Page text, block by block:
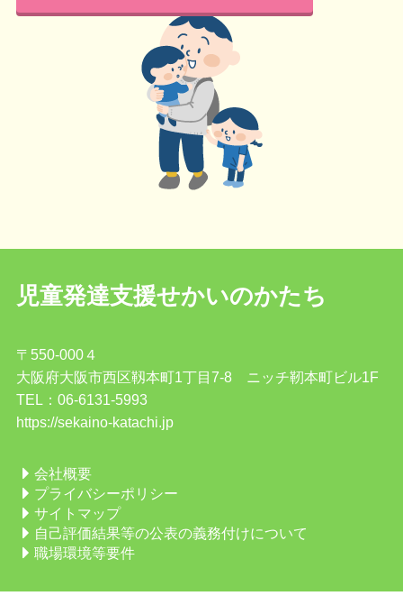
児童発達支援せかいのかたち
〒550-000４
大阪府大阪市西区靱本町1丁目7-8 ニッチ靭本町ビル1F
TEL：06-6131-5993
https://sekaino-katachi.jp
会社概要
プライバシーポリシー
サイトマップ
自己評価結果等の公表の義務付けについて
職場環境等要件